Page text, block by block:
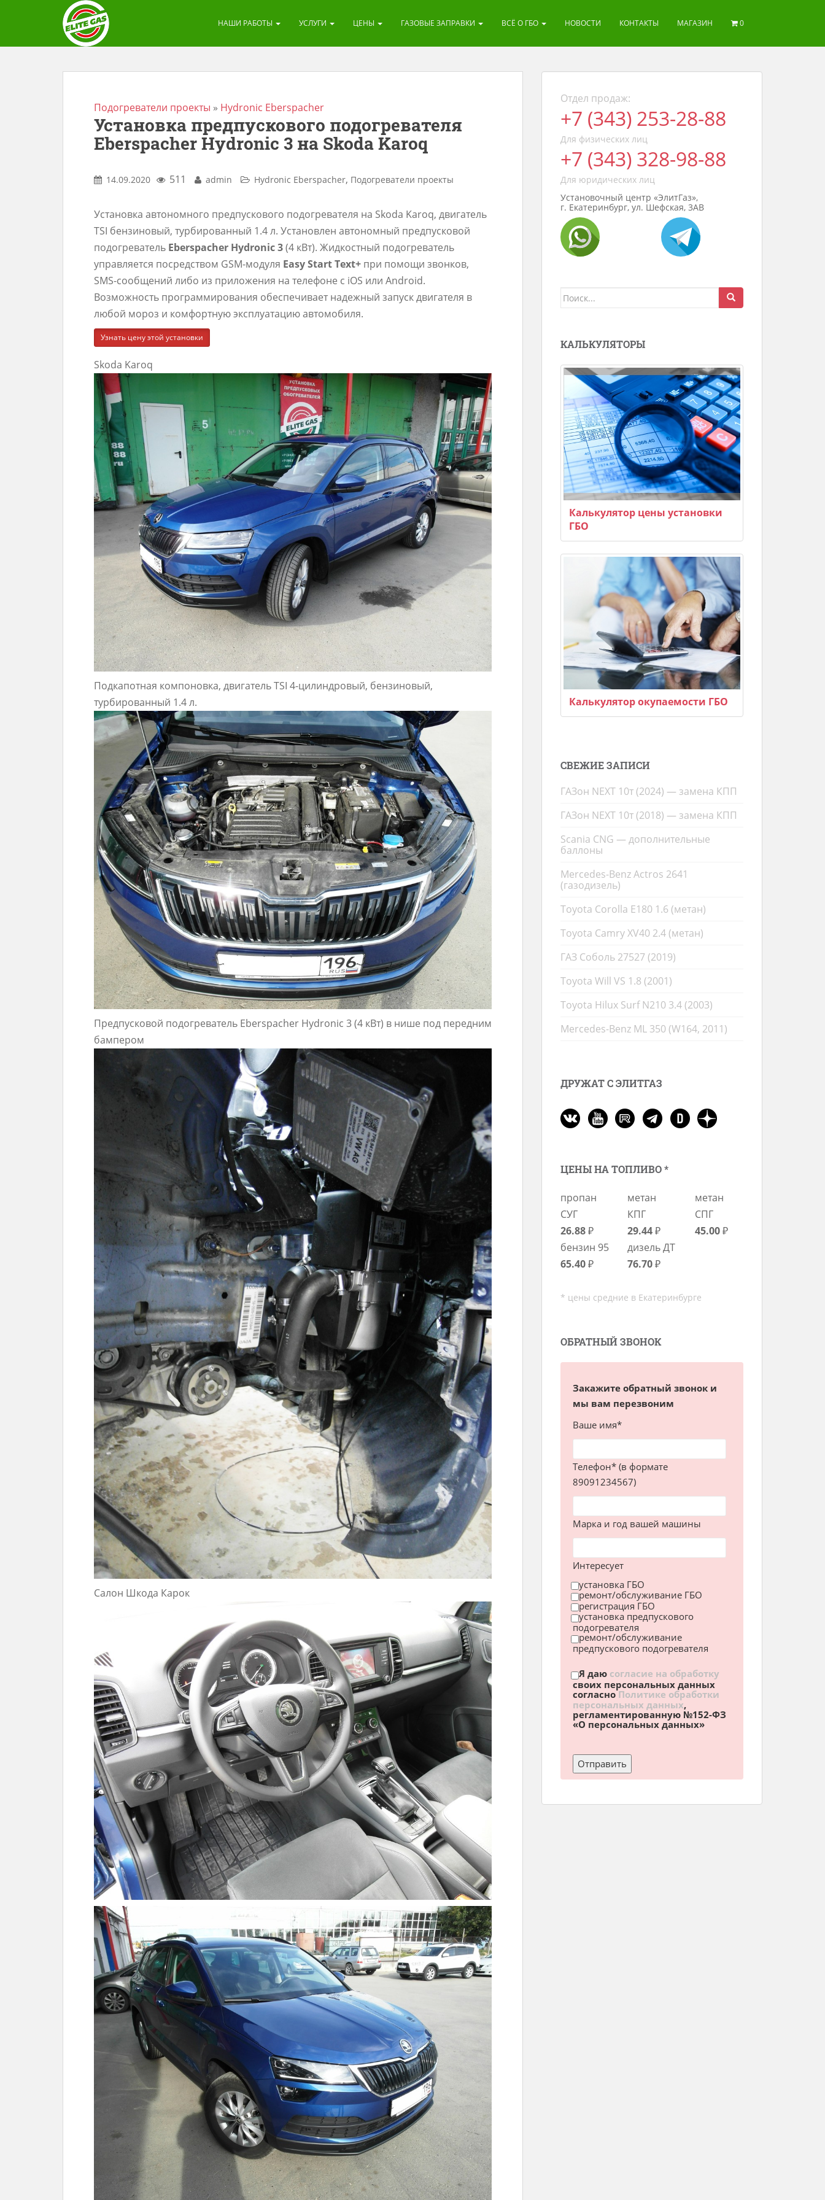
НАШИ РАБОТЫ УСЛУГИ ЦЕНЫ ГАЗОВЫЕ ЗАПРАВКИ ВСЁ О ГБО НОВОСТИ КОНТАКТЫ МАГАЗИН 0
Подогреватели проекты » Hydronic Eberspacher
Установка предпускового подогревателя
Eberspacher Hydronic 3 на Skoda Karoq
14.09.2020 511 admin Hydronic Eberspacher, Подогреватели проекты
Установка автономного предпускового подогревателя на Skoda Karoq, двигатель
TSI бензиновый, турбированный 1.4 л. Установлен автономный предпусковой
подогреватель Eberspacher Hydronic 3(4 кВт). Жидкостный подогреватель
управляется посредством GSM-модуля Easy Start Text+ при помощи звонков,
SMS-сообщений либо из приложения на телефоне с iOS или Android.
Возможность программирования обеспечивает надежный запуск двигателя в
любой мороз и комфортную эксплуатацию автомобиля.
Узнать цену этой установки
Skoda Karoq
Подкапотная компоновка, двигатель TSI 4-цилиндровый, бензиновый,
турбированный 1.4 л.
Предпусковой подогреватель Eberspacher Hydronic 3 (4 кВт) в нише под передним
бампером
Салон Шкода Карок
Отдел продаж:
+7 (343) 253-28-88
Для физических лиц
+7 (343) 328-98-88
Для юридических лиц
Установочный центр «ЭлитГаз»,
г. Екатеринбург, ул. Шефская, 3АВ
Поиск
КАЛЬКУЛЯТОРЫ
Калькулятор цены установки
ГБО
Калькулятор окупаемости ГБО
СВЕЖИЕ ЗАПИСИ
ГАЗон NEXT 10т (2024) — замена КПП
ГАЗон NEXT 10т (2018) — замена КПП
Scania CNG — дополнительные
баллоны
Mercedes-Benz Actros 2641
(газодизель)
Toyota Corolla E180 1.6 (метан)
Toyota Camry XV40 2.4 (метан)
ГАЗ Соболь 27527 (2019)
Toyota Will VS 1.8 (2001)
Toyota Hilux Surf N210 3.4 (2003)
Mercedes-Benz ML 350 (W164, 2011)
ДРУЖАТ С ЭЛИТГАЗ
ЦЕНЫ НА ТОПЛИВО *
пропан
СУГ
26.88₽
метан
КПГ
29.44₽
метан
СПГ
45.00₽
бензин 95
65.40₽
дизель ДТ
76.70₽
* цены средние в Екатеринбурге
ОБРАТНЫЙ ЗВОНОК
Закажите обратный звонок и
мы вам перезвоним
Ваше имя*
Телефон* (в формате
89091234567)
Марка и год вашей машины
Интересует
установка ГБО
ремонт/обслуживание ГБО
регистрация ГБО
установка предпускового
подогревателя
ремонт/обслуживание
предпускового подогревателя
Я даю согласие на обработку
своих персональных данных
согласноПолитике обработки
персональных данных,
регламентированную №152-ФЗ
«О персональных данных»